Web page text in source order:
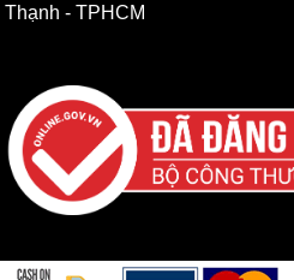
Thạnh - TPHCM